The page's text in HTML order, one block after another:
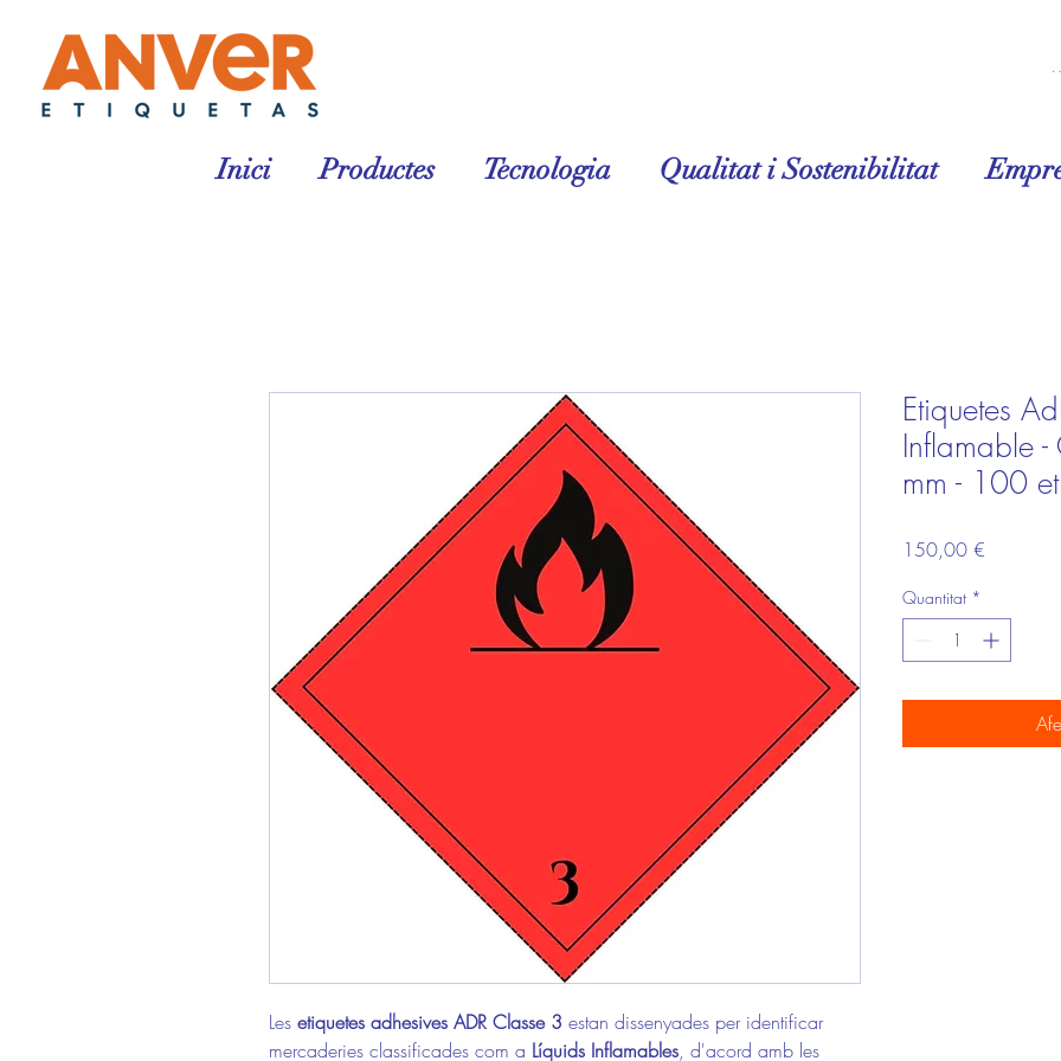
Inici Productes Tecnologia Qualitat i Sostenibilitat
Inicia la
Les etiquetes adhesives ADR Classe 3 estan dissenyades per identificar
mercaderies classificades com a Líquids Inflamables, d'acord amb les
Etiquetes
Inflamable
mm - 100
150,00 €
Quantitat *